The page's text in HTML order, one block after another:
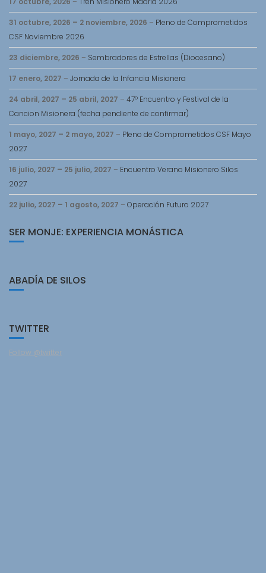
31 octubre, 2026 – 2 noviembre, 2026 – Pleno de Comprometidos
CSF Noviembre 2026
23 diciembre, 2026 – Sembradores de Estrellas (Diocesano)
17 enero, 2027 – Jornada de la Infancia Misionera
24 abril, 2027 – 25 abril, 2027 – 47º Encuentro y Festival de la
Cancion Misionera (fecha pendiente de confirmar)
1 mayo, 2027 – 2 mayo, 2027 – Pleno de Comprometidos CSF Mayo
2027
16 julio, 2027 – 25 julio, 2027 – Encuentro Verano Misionero Silos
2027
22 julio, 2027 – 1 agosto, 2027 – Operación Futuro 2027
SER MONJE: EXPERIENCIA MONÁSTICA
ABADÍA DE SILOS
TWITTER
Follow @twitter